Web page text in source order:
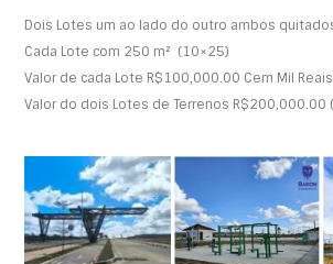
Dois Lotes um ao lado do outro ambos
Cada Lote com 250 m² (10×25)
Valor de cada Lote R$100,000.00 Cem Mil Reais
Valor do dois Lotes de Terrenos R$200,000.00